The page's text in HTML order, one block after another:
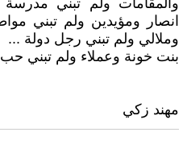
والمقامات ولم تبني
انصار ومؤيدين ولم تبني
وملالي ولم تبني رجل دولة ...
بنت خونة وعملاء ولم تبني
مهند زكي